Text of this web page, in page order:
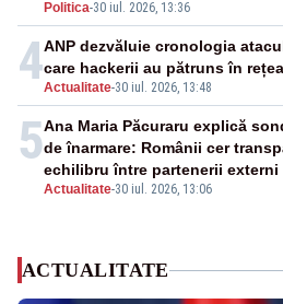
Politica-30 iul. 2026, 13:36
4Actualitate-30 iul. 2026, 13:48
ANP dezvăluie cronologia
care hackerii au pătruns în
5
Actualitate-30 iul. 2026, 13:06
Ana Maria Păcuraru explică
de înarmare: Românii cer
echilibru între partenerii externi
ACTUALITATE